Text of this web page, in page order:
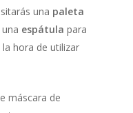
una paleta
espátula para
hora de utilizar
máscara de